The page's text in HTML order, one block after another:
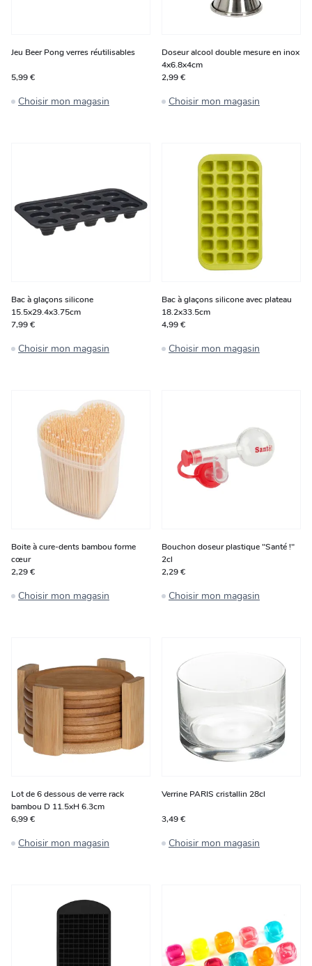
Jeu Beer Pong verres réutilisables
5,99 €
Choisir mon magasin
Doseur alcool double mesure en inox
4x6.8x4cm
2,99 €
Choisir mon magasin
Bac à glaçons silicone
15.5x29.4x3.75cm
7,99 €
Choisir mon magasin
Bac à glaçons silicone avec plateau
18.2x33.5cm
4,99 €
Choisir mon magasin
Boite à cure-dents bambou forme
cœur
2,29 €
Choisir mon magasin
Bouchon doseur plastique "Santé !"
2cl
2,29 €
Choisir mon magasin
Lot de 6 dessous de verre rack
bambou D 11.5xH 6.3cm
6,99 €
Choisir mon magasin
Verrine PARIS cristallin 28cl
3,49 €
Choisir mon magasin